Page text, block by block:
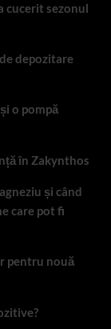
cucerit sezonul
depozitare
o pompă
în Zakynthos
și când
care pot fi
pentru nouă